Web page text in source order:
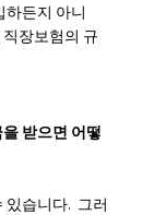
하든지 아니
직장보험의 규
받으면 어떻
있습니다.  그러